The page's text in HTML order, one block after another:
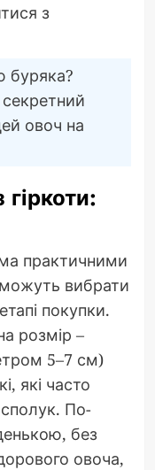
з
буряка?
овоч на
практичними
вибрати
покупки.
розмір –
5–7 см)
які часто
По-
без
овоча,